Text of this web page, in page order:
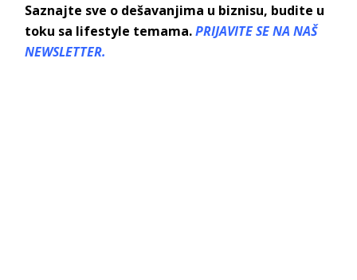
Saznajte sve o dešavanjima u biznisu, budite u
toku sa lifestyle temama.PRIJAVITE SE NA NAŠ
NEWSLETTER.